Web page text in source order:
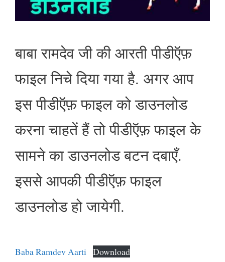
बाबा रामदेव जी की आरती पीडीऍफ़
फाइल निचे दिया गया है. अगर आप
इस पीडीऍफ़ फाइल को डाउनलोड
करना चाहतें हैं तो पीडीऍफ़ फाइल के
सामने का डाउनलोड बटन दबाएँ.
इससे आपकी पीडीऍफ़ फाइल
डाउनलोड हो जायेगी.
Baba Ramdev Aarti Download